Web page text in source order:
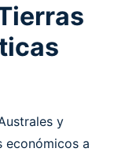
y
económicos a